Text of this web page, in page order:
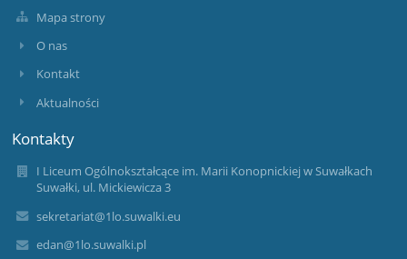
Mapa strony
O nas
Kontakt
Aktualności
Kontakty
I Liceum Ogólnokształcące im. Marii Konopnickiej w Suwałkach
Suwałki, ul. Mickiewicza 3
sekretariat@1lo.suwalki.eu
edan@1lo.suwalki.pl